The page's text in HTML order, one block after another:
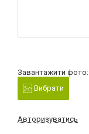
Завантажити фото:
Вибрати
Авторизуватись